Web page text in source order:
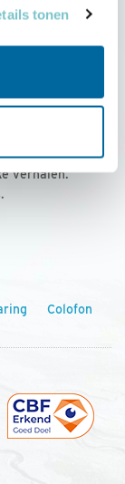
tonen
per jaar
met
verhalen.
Colofon